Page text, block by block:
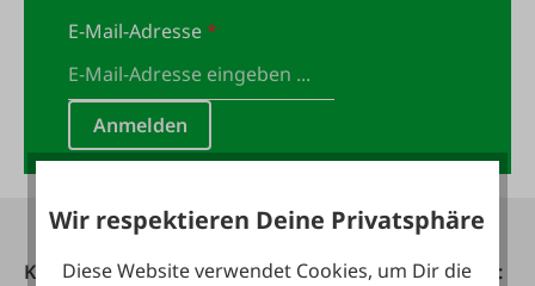
E-Mail-Adresse*
Anmelden
Kontakt Telefonisch erreichbar:
Wir respektieren Deine Privatsphäre
Diese Website verwendet Cookies, um Dir die